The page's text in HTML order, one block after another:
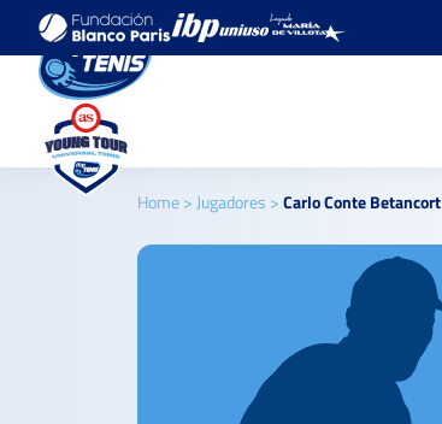
Home> Jugadores >Carlo Conte Betancort